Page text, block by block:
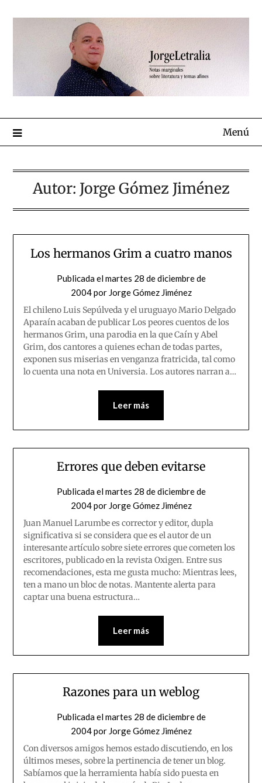
Menú
Autor: Jorge Gómez Jiménez
Los hermanos Grim a cuatro manos
Publicada elmartes 28 de diciembre de
2004por Jorge Gómez Jiménez
El chileno Luis Sepúlveda y el uruguayo Mario Delgado
Aparaín acaban de publicar Los peores cuentos de los
hermanos Grim, una parodia en la que Caín y Abel
Grim, dos cantores a quienes echan de todas partes,
exponen sus miserias en venganza fratricida, tal como
lo cuenta una nota en Universia. Los autores narran a…
Leer más
Errores que deben evitarse
Publicada elmartes 28 de diciembre de
2004por Jorge Gómez Jiménez
Juan Manuel Larumbe es corrector y editor, dupla
significativa si se considera que es el autor de un
interesante artículo sobre siete errores que cometen los
escritores, publicado en la revista Oxigen. Entre sus
recomendaciones, esta me gusta mucho: Mientras lees,
ten a mano un bloc de notas. Mantente alerta para
captar una buena estructura…
Leer más
Razones para un weblog
Publicada elmartes 28 de diciembre de
2004por Jorge Gómez Jiménez
Con diversos amigos hemos estado discutiendo, en los
últimos meses, sobre la pertinencia de tener un blog.
Sabíamos que la herramienta había sido puesta en